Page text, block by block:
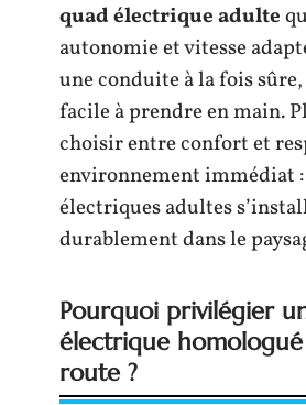
quad électrique adulte
autonomie et vitesse
une conduite à la fois
facile à prendre en main.
choisir entre confort et
environnement immédiat :
électriques adultes
durablement dans le
Pourquoi privilégier
électrique
route ?